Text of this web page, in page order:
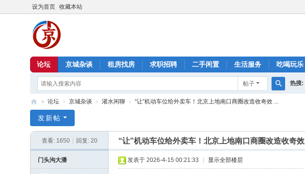
设为首页 收藏本站
论坛 京城杂谈 租房找房 求职招聘 二手闲置 生活服务 吃喝玩乐
帖子 热搜:
京
» 论坛 › 京城杂谈 › 灌水闲聊 › “让”机动车位给外卖车！北京上地南口商圈改造收奇效 ...
发新帖
查看: 1650 回复: 20 “让”机动车位给外卖车！北京上地南口商圈改造收奇效
门头沟大潘 发表于 2026-4-15 00:21:33 显示全部楼层